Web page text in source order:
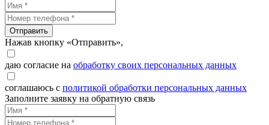
Отправить
Нажав кнопку «Отправить»,
даю согласие на обработку своих персональных данных
соглашаюсь с политикой обработки персональных данных
Заполните заявку на обратную связь